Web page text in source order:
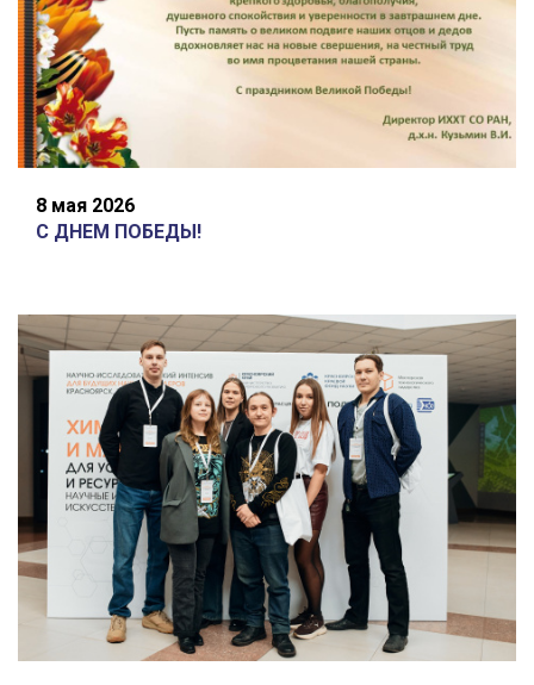
8 мая 2026
С ДНЕМ ПОБЕДЫ!